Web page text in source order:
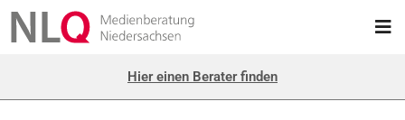
Hier einen Berater finden